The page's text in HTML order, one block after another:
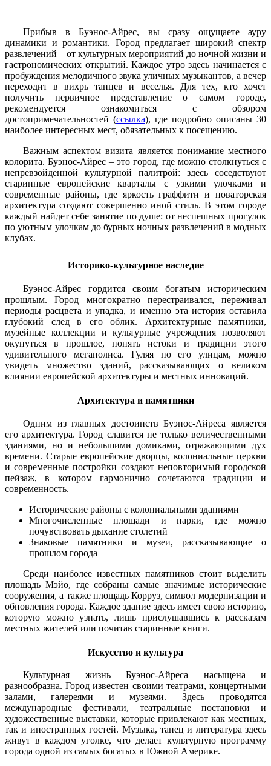
Прибыв в Буэнос-Айрес, вы сразу ощущаете ауру
динамики и романтики. Город предлагает широкий спектр
развлечений – от культурных мероприятий до ночной жизни и
гастрономических открытий. Каждое утро здесь начинается с
пробуждения мелодичного звука уличных музыкантов, а вечер
переходит в вихрь танцев и веселья. Для тех, кто хочет
получить первичное представление о самом городе,
рекомендуется ознакомиться с обзором
достопримечательностей (ссылка), где подробно описаны 30
наиболее интересных мест, обязательных к посещению.
Важным аспектом визита является понимание местного
колорита. Буэнос-Айрес – это город, где можно столкнуться с
непревзойденной культурной палитрой: здесь соседствуют
старинные европейские кварталы с узкими улочками и
современные районы, где яркость граффити и новаторская
архитектура создают совершенно иной стиль. В этом городе
каждый найдет себе занятие по душе: от неспешных прогулок
по уютным улочкам до бурных ночных развлечений в модных
клубах.
Историко-культурное наследие
Буэнос-Айрес гордится своим богатым историческим
прошлым. Город многократно перестраивался, переживал
периоды расцвета и упадка, и именно эта история оставила
глубокий след в его облик. Архитектурные памятники,
музейные коллекции и культурные учреждения позволяют
окунуться в прошлое, понять истоки и традиции этого
удивительного мегаполиса. Гуляя по его улицам, можно
увидеть множество зданий, рассказывающих о великом
влиянии европейской архитектуры и местных инноваций.
Архитектура и памятники
Одним из главных достоинств Буэнос-Айреса является
его архитектура. Город славится не только величественными
зданиями, но и небольшими домиками, отражающими дух
времени. Старые европейские дворцы, колониальные церкви
и современные постройки создают неповторимый городской
пейзаж, в котором гармонично сочетаются традиции и
современность.
Исторические районы с колониальными зданиями
Многочисленные площади и парки, где можно
почувствовать дыхание столетий
Знаковые памятники и музеи, рассказывающие о
прошлом города
Среди наиболее известных памятников стоит выделить
площадь Мэйо, где собраны самые значимые исторические
сооружения, а также площадь Корруз, символ модернизации и
обновления города. Каждое здание здесь имеет свою историю,
которую можно узнать, лишь прислушавшись к рассказам
местных жителей или почитав старинные книги.
Искусство и культура
Культурная жизнь Буэнос-Айреса насыщена и
разнообразна. Город известен своими театрами, концертными
залами, галереями и музеями. Здесь проводятся
международные фестивали, театральные постановки и
художественные выставки, которые привлекают как местных,
так и иностранных гостей. Музыка, танец и литература здесь
живут в каждом уголке, что делает культурную программу
города одной из самых богатых в Южной Америке.